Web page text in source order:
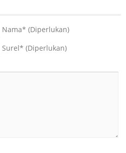
Nama* (Diperlukan)
Surel* (Diperlukan)